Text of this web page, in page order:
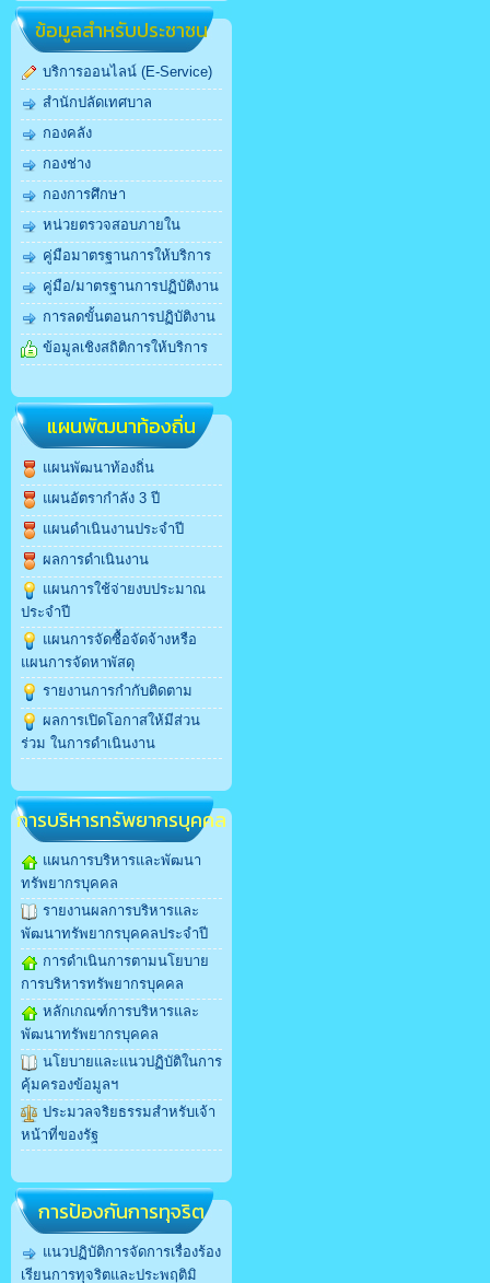
ข้อมูลสำหรับประชาชน
บริการออนไลน์ (E-Service)
สำนักปลัดเทศบาล
กองคลัง
กองช่าง
กองการศึกษา
หน่วยตรวจสอบภายใน
คู่มือมาตรฐานการให้บริการ
คู่มือ/มาตรฐานการปฏิบัติงาน
การลดขั้นตอนการปฏิบัติงาน
ข้อมูลเชิงสถิติการให้บริการ
แผนพัฒนาท้องถิ่น
แผนพัฒนาท้องถิ่น
แผนอัตรากำลัง 3 ปี
แผนดำเนินงานประจำปี
ผลการดำเนินงาน
แผนการใช้จ่ายงบประมาณ
ประจำปี
แผนการจัดซื้อจัดจ้างหรือ
แผนการจัดหาพัสดุ
รายงานการกำกับติดตาม
ผลการเปิดโอกาสให้มีส่วน
ร่วม ในการดำเนินงาน
การบริหารทรัพยากรบุคคล
แผนการบริหารและพัฒนา
ทรัพยากรบุคคล
รายงานผลการบริหารและ
พัฒนาทรัพยากรบุคคลประจำปี
การดำเนินการตามนโยบาย
การบริหารทรัพยากรบุคคล
หลักเกณฑ์การบริหารและ
พัฒนาทรัพยากรบุคคล
นโยบายและแนวปฏิบัติในการ
คุ้มครองข้อมูลฯ
ประมวลจริยธรรมสำหรับเจ้า
หน้าที่ของรัฐ
การป้องกันการทุจริต
แนวปฏิบัติการจัดการเรื่องร้อง
เรียนการทุจริตและประพฤติมิ